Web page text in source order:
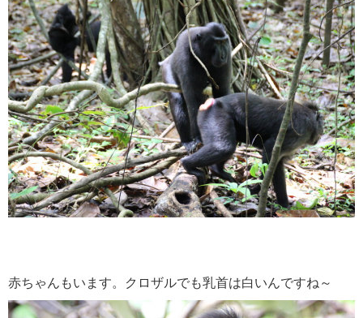
赤ちゃんもいます。クロザルでも乳首は白いんですね～